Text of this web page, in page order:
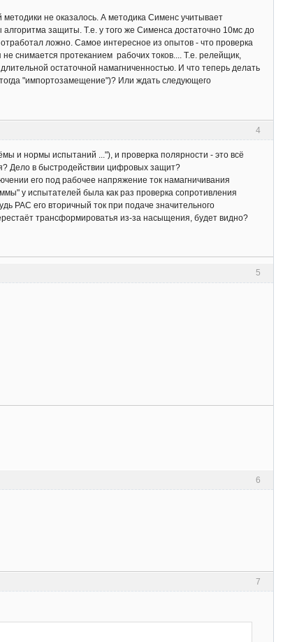
не оказалось. А методика Сименс учитывает
защиты. Т.е. у того же Сименса достаточно 10мс до
ложно. Самое интересное из опытов - что проверка
снимается протеканием рабочих токов.... Т.е. релейщик,
остаточной намагниченностью. И что теперь делать
"импортозамещение")? Или ждать следующего
4
и нормы испытаний ..."), и проверка полярности - это всё
Дело в быстродействии цифровых защит?
его под рабочее напряжение ток намагничивания
у испытателей была как раз проверка сопротивления
РАС его вторичный ток при подаче значительного
трансформироватья из-за насыщения, будет видно?
5
6
7